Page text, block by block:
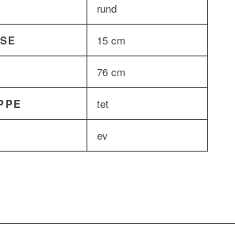
rund
15 cm
76 cm
tet
ev